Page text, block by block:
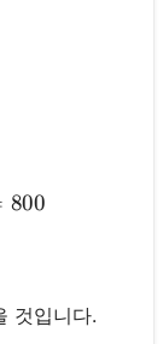
\text {
2^3=100
800
것입니다.